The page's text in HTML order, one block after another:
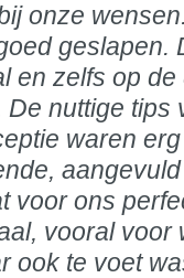
onze
geslapen.
en zelfs op
nuttige
waren
voor ons
vooral voor
ook te voet